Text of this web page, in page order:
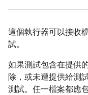
這個執行器可以接收
試。
如果測試包含在提供
除，或未遭提供給測
測試。任一檔案都應